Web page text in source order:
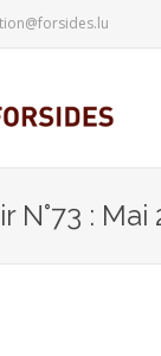
N°73 : Mai